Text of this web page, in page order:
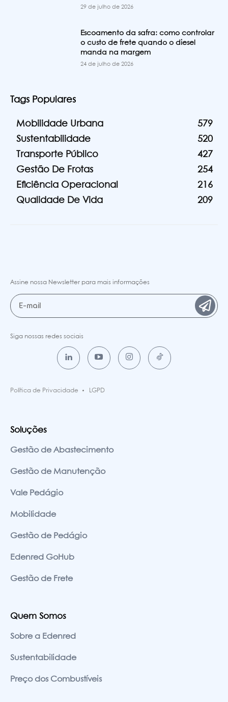
29 de julho de 2026
Escoamento da safra: como controlar
o custo de frete quando o diesel
manda na margem
24 de julho de 2026
Tags Populares
Mobilidade Urbana
579
Sustentabilidade
520
Transporte Público
427
Gestão De Frotas
254
Eficiência Operacional
216
Qualidade De Vida
209
Assine nossa Newsletter para mais informações
Siga nossas redes sociais
Política de Privacidade LGPD
Soluções
Gestão de Abastecimento
Gestão de Manutenção
Vale Pedágio
Mobilidade
Gestão de Pedágio
Edenred GoHub
Gestão de Frete
Quem Somos
Sobre a Edenred
Sustentabilidade
Preço dos Combustíveis